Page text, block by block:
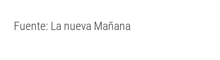
Fuente: La nueva Mañana